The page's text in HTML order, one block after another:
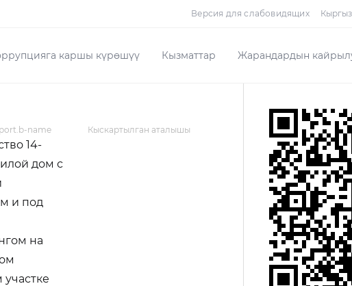
Версия для слабовидящих
каршы күрөшүү Кызматтар Жарандардын
name
14-
дом с
и под
на
Кыскартылган аталышы